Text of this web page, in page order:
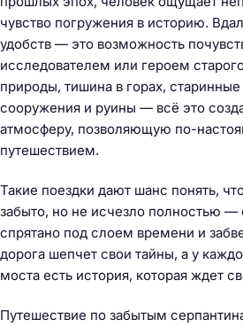
чувство погружения в историю.
удобств — это возможность
исследователем или героем
природы, тишина в горах,
сооружения и руины — всё это
атмосферу, позволяющую по-
путешествием.
Такие поездки дают шанс понять,
забыто, но не исчезло полностью —
спрятано под слоем времени и
дорога шепчет свои тайны, а у
моста есть история, которая ждет
Путешествие по забытым